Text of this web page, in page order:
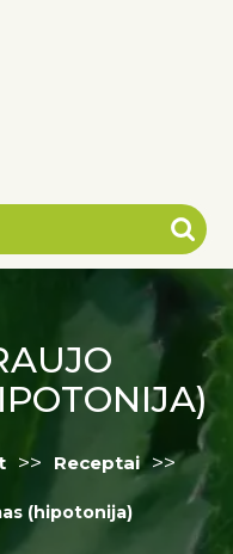
>> Receptai >>
(hipotonija)